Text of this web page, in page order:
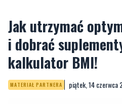
kalkulator BMI!
MATERIAŁ PARTNERA piątek, 14